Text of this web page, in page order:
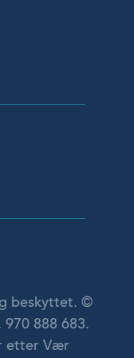
beskyttet. ©
888 683.
etter Vær